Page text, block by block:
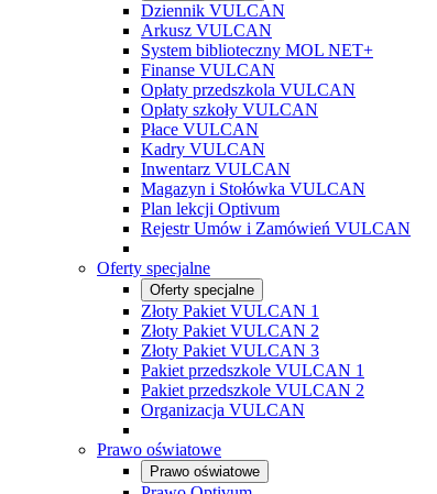
Dziennik VULCAN
Arkusz VULCAN
System biblioteczny MOL NET+
Finanse VULCAN
Opłaty przedszkola VULCAN
Opłaty szkoły VULCAN
Płace VULCAN
Kadry VULCAN
Inwentarz VULCAN
Magazyn i Stołówka VULCAN
Plan lekcji Optivum
Rejestr Umów i Zamówień VULCAN
Oferty specjalne
Oferty specjalne
Złoty Pakiet VULCAN 1
Złoty Pakiet VULCAN 2
Złoty Pakiet VULCAN 3
Pakiet przedszkole VULCAN 1
Pakiet przedszkole VULCAN 2
Organizacja VULCAN
Prawo oświatowe
Prawo oświatowe